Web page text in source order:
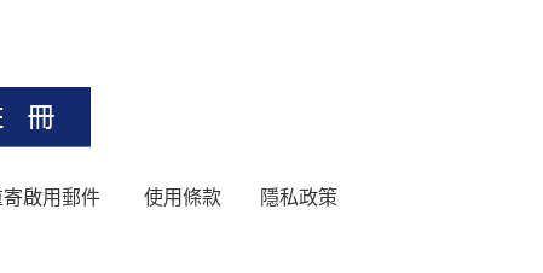
寄啟用郵件 使用條款 隱私政策